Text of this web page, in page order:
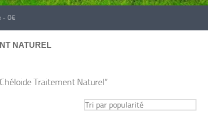
0€
NATUREL
Traitement Naturel”